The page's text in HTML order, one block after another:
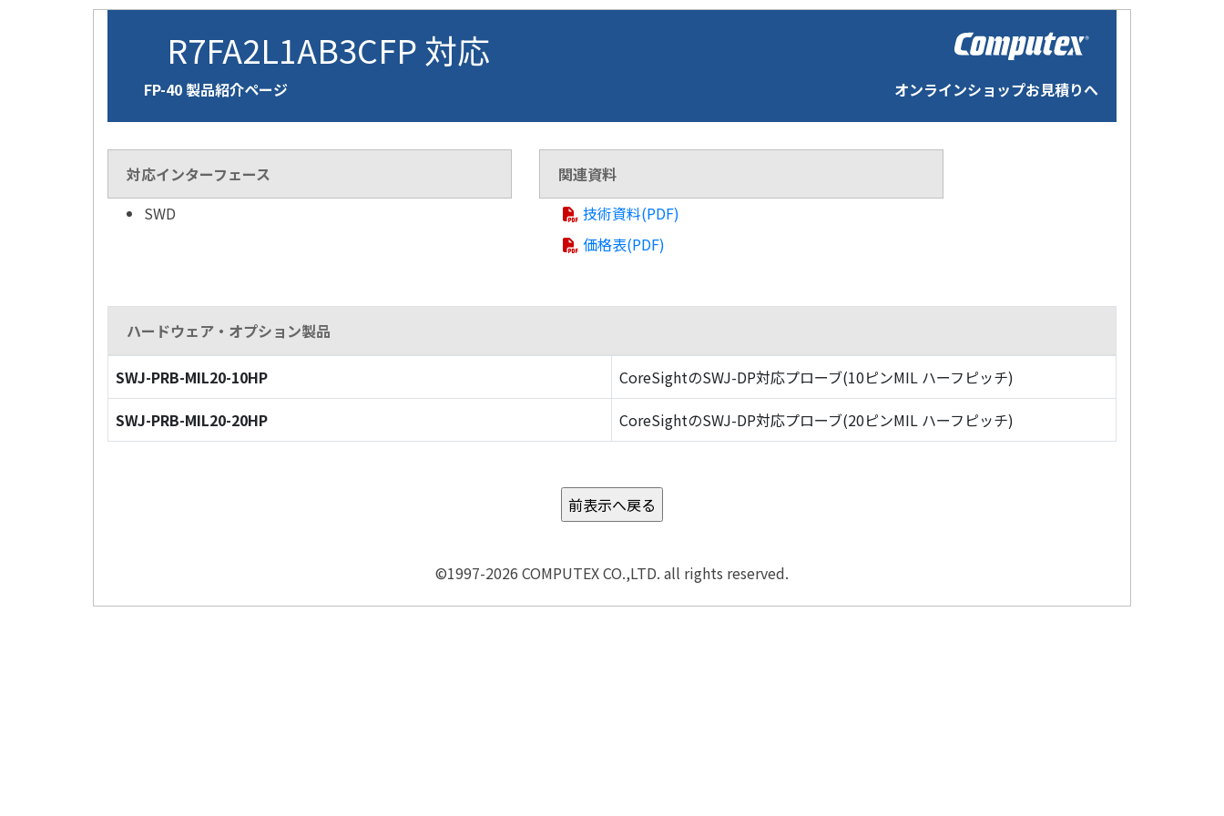
R7FA2L1AB3CFP 対応
FP-40 製品紹介ページ オンラインショップお見積りへ
対応インターフェース
SWD
関連資料
技術資料(PDF)
価格表(PDF)
ハードウェア・オプション製品
SWJ-PRB-MIL20-10HP
CoreSightのSWJ-DP対応プローブ(10ピンMIL ハーフピッチ)
SWJ-PRB-MIL20-20HP
CoreSightのSWJ-DP対応プローブ(20ピンMIL ハーフピッチ)
©1997-2026 COMPUTEX CO.,LTD. all rights reserved.